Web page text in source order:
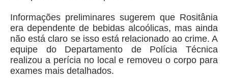
Informações preliminares sugerem que Rositânia
era dependente de bebidas alcoólicas, mas ainda
não está claro se isso está relacionado ao crime. A
equipe do Departamento de Polícia Técnica
realizou a perícia no local e removeu o corpo para
exames mais detalhados.